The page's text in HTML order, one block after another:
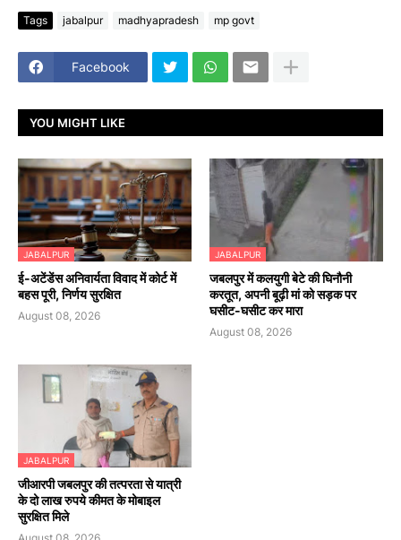
Tags jabalpur madhyapradesh mp govt
Facebook
YOU MIGHT LIKE
JABALPUR
​ई-अटेंडेंस अनिवार्यता विवाद में कोर्ट में
बहस पूरी, निर्णय सुरक्षित
August 08, 2026
JABALPUR
जबलपुर में कलयुगी बेटे की घिनौनी
करतूत, अपनी बूढ़ी मां को सड़क पर
घसीट-घसीट कर मारा
August 08, 2026
JABALPUR
जीआरपी जबलपुर की तत्परता से यात्री
के दो लाख रुपये कीमत के मोबाइल
सुरक्षित मिले